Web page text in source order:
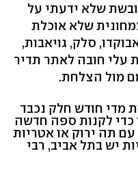
שלא ידעתי על
שלא אוכלת
סלק, גויאבות,
עלי חובה לאתר תדיר
מול הצלחת.
מדי חודש חלק נכבד
כדי לקנות ספה חדשה
תה ירוק או אטריות
יש בתל אביב, רבי